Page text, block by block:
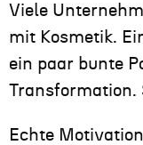
Viele
mit Kosmetik.
ein paar bunte
Transformation.
Echte